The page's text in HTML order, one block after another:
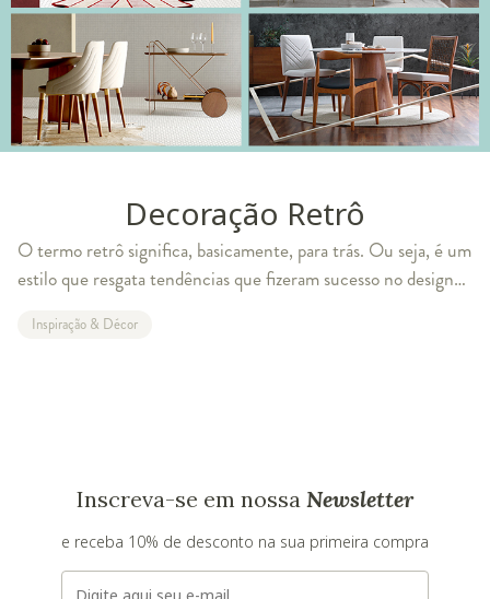
Decoração Retrô
O termo retrô significa, basicamente, para trás. Ou seja, é um
estilo que resgata tendências que fizeram sucesso no design
portanto, lança um
Inspiração & Décor
Inscreva-se em nossa Newsletter
e receba 10% de desconto na sua primeira compra
E-mail